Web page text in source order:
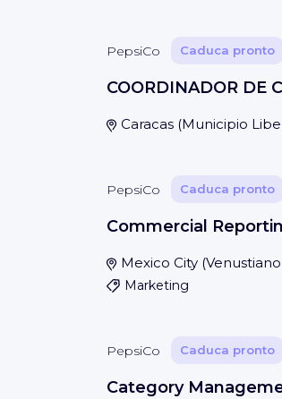
PepsiCo Caduca pronto
COORDINADOR DE
Caracas(Municipio
PepsiCo Caduca pronto
Commercial
Mexico City(
Marketing
PepsiCo Caduca pronto
Category